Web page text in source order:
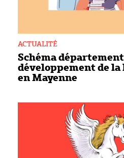
Schéma
développement de
en Mayenne
ACTUALITÉ